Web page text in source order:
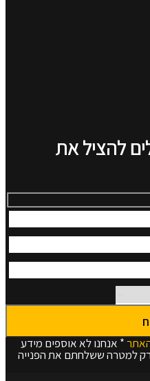
להציל את
* אנחנו לא אוספים מידע
רק למטרה ששלחתם את הפנייה